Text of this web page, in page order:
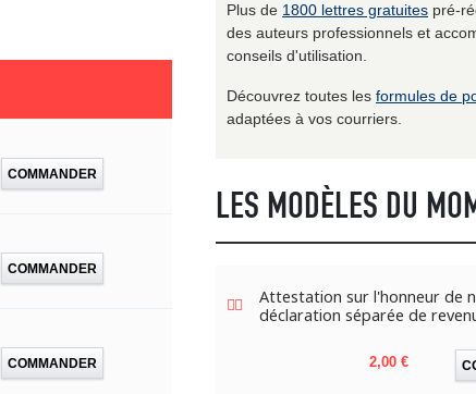
COMMANDER
COMMANDER
COMMANDER
Plus de 1800 lettres gratuites pré-
des auteurs professionnels et
conseils d'utilisation.
Découvrez toutes les formules de
adaptées à vos courriers.
LES MODÈLES DU
Attestation sur l'honneur de
déclaration séparée de
Prix
2,00 €